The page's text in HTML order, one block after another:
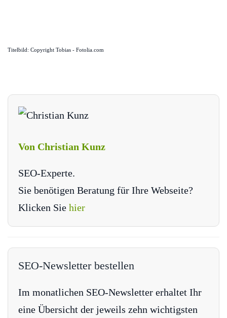
Titelbild: Copyright Tobias - Fotolia.com
Von Christian Kunz
SEO-Experte.
Sie benötigen Beratung für Ihre Webseite?
Klicken Sie hier
SEO-Newsletter bestellen
Im monatlichen SEO-Newsletter erhaltet Ihr
eine Übersicht der jeweils zehn wichtigsten